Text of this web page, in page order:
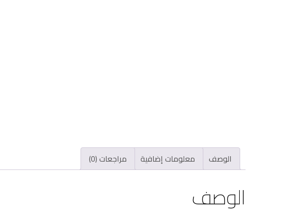
الوصف معلومات إضافية مراجعات (0)
الوصف